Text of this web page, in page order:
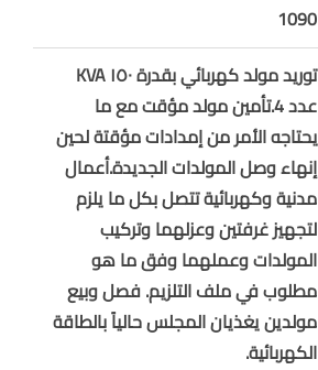
1090
توريد مولد كهربائي بقدرة ١٥٠ KVA
عدد 4.تأمين مولد مؤقت مع ما
يحتاجه الأمر من إمدادات مؤقتة لحين
إنهاء وصل المولدات الجديدة.أعمال
مدنية وكهربائية تتصل بكل ما يلزم
لتجهيز غرفتين وعزلهما وتركيب
المولدات وعملهما وفق ما هو
مطلوب في ملف التلزيم. فصل وبيع
مولدين يغذيان المجلس حالياً بالطاقة
الكهربائية.